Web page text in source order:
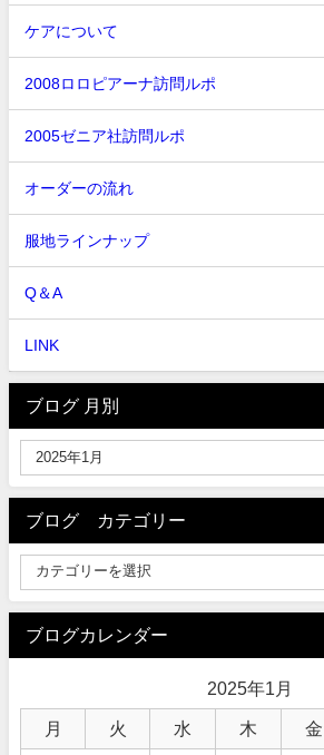
ケアについて
2008ロロピアーナ訪問ルポ
2005ゼニア社訪問ルポ
オーダーの流れ
服地ラインナップ
Q＆A
LINK
ブログ 月別
ブログ カテゴリー
ブログカレンダー
2025年1月
月 火 水 木 金